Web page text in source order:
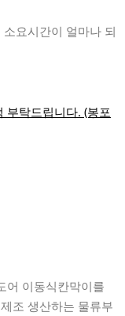
요시간이 얼마나 되
부탁드립니다. (봉포
어 이동식칸막이를
조 생산하는 물류부